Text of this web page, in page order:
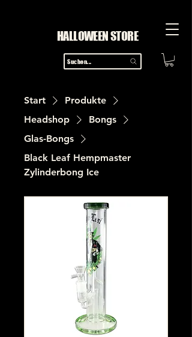
HALLOWEEN STORE
Suchen...
Start
Produkte
Headshop
Bongs
Glas-Bongs
Black Leaf Hempmaster
Zylinderbong Ice